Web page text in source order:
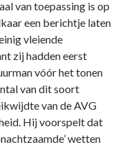
van toepassing is op
een berichtje laten
vleiende
zij hadden eerst
vóór het tonen
van dit soort
van de AVG
Hij voorspelt dat
wetten